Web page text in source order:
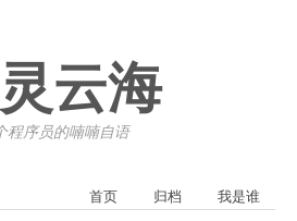
云海
程序员的喃喃自语
首页 归档 我是谁